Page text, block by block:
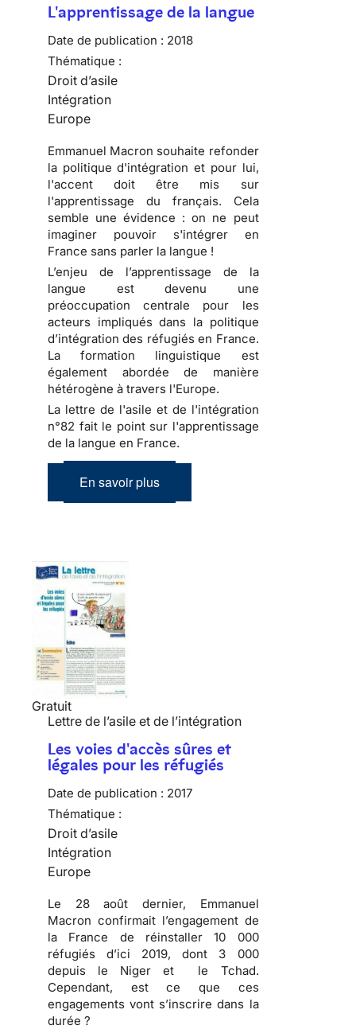
L'apprentissage de la langue
Date de publication : 2018
Thématique :
Droit d’asile
Intégration
Europe
Emmanuel Macron souhaite refonder
la politique d'intégration et pour lui,
l'accent doit être mis sur
l'apprentissage du français. Cela
semble une évidence : on ne peut
imaginer pouvoir s'intégrer en
France sans parler la langue !
L’enjeu de l’apprentissage de la
langue est devenu une
préoccupation centrale pour les
acteurs impliqués dans la politique
d’intégration des réfugiés en France.
La formation linguistique est
également abordée de manière
hétérogène à travers l'Europe.
La lettre de l'asile et de l'intégration
n°82 fait le point sur l'apprentissage
de la langue en France.
En savoir plus
Gratuit
Lettre de l’asile et de l’intégration
Les voies d'accès sûres et
légales pour les réfugiés
Date de publication : 2017
Thématique :
Droit d’asile
Intégration
Europe
Le 28 août dernier, Emmanuel
Macron confirmait l’engagement de
la France de réinstaller 10 000
réfugiés d’ici 2019, dont 3 000
depuis le Niger et le Tchad.
Cependant, est ce que ces
engagements vont s’inscrire dans la
durée ?